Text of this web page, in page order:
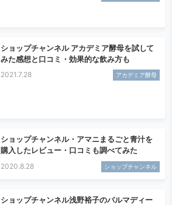
ショップチャンネル アカデミア酵母を試して
みた感想と口コミ・効果的な飲み方も
2021.7.28 アカデミア酵母
ショップチャンネル・アマニまるごと青汁を
購入したレビュー・口コミも調べてみた
2020.8.28 ショップチャンネル
ショップチャンネル浅野裕子のパルマディー